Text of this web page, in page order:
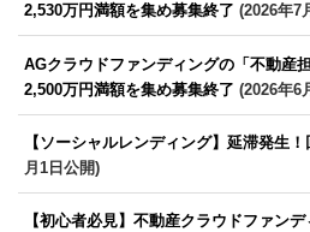
2,530万円満額を集め募集終了 (2026年7
AGクラウドファンディングの「不動産
2,500万円満額を集め募集終了 (2026年6
【ソーシャルレンディング】延滞発生
月1日公開)
【初心者必見】不動産クラウドファン